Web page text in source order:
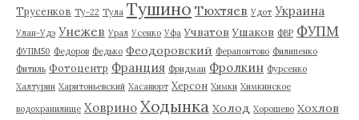
Трусенков Ту-22 Тула Тушино Тюхтяев Удот Украина
Улан-Удэ Унежев Урал Усенко Уфа Учватов Ушаков ФВР ФУПМ
ФУПМ50 Федоров Федько Феодоровский Ферапонтово Филипенко
Фитиль Фотоцентр Франция Фридман Фролкин Фурсенко
Халтурин Харитоньевский Хасавюрт Херсон Химки Химкинское
водохранилище Ховрино Ходынка Холод Хорошево Хохлов